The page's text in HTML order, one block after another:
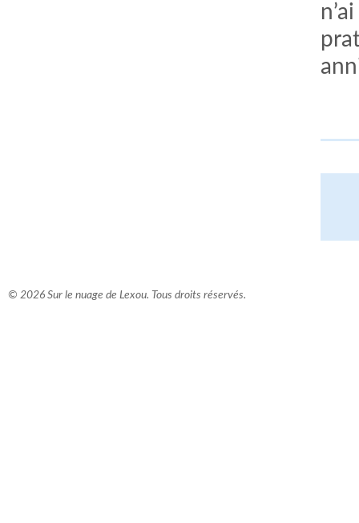
© 2026 Sur le nuage de Lexou. Tous droits réservés.